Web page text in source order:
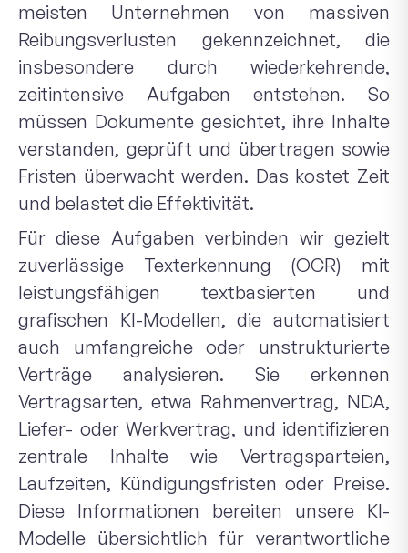
meisten Unternehmen von massiven
Reibungsverlusten gekennzeichnet, die
insbesondere durch wiederkehrende,
zeitintensive Aufgaben entstehen. So
müssen Dokumente gesichtet, ihre Inhalte
verstanden, geprüft und übertragen sowie
Fristen überwacht werden. Das kostet Zeit
und belastet die Effektivität.
Für diese Aufgaben verbinden wir gezielt
zuverlässige Texterkennung (OCR) mit
leistungsfähigen textbasierten und
grafischen KI-Modellen, die automatisiert
auch umfangreiche oder unstrukturierte
Verträge analysieren. Sie erkennen
Vertragsarten, etwa Rahmenvertrag, NDA,
Liefer- oder Werkvertrag, und identifizieren
zentrale Inhalte wie Vertragsparteien,
Laufzeiten, Kündigungsfristen oder Preise.
Diese Informationen bereiten unsere KI-
Modelle übersichtlich für verantwortliche